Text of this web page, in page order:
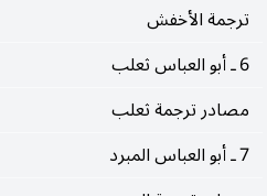
ترجمة الأخفش
6 ـ أبو العباس ثعلب
مصادر ترجمة ثعلب
7 ـ أبو العباس المبرد